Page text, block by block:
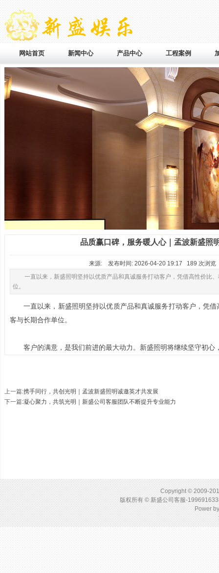
网站首页 新闻中心 产品中心 工程案例
品质赢口碑，服务暖人心｜孟波新盛照
来源: 发布时间: 2026-04-20 19:17 189 次浏
一直以来，新盛照明坚持以优质产品和真诚服务打动客户，凭借高性价比
位。
一直以来，新盛照明坚持以优质产品和真诚服务打动客户，凭
客与长期合作单位。
客户的满意，是我们前进的最大动力。新盛照明将继续坚守初心
上一篇:携手同行，共创光明｜孟波新盛照明诚邀英才共发展
下一篇:凝心聚力，共筑光明｜新盛公司客服团队不断提升专业能力
Copyright © 2009-
版权所有 © 新盛公司客服-
Power